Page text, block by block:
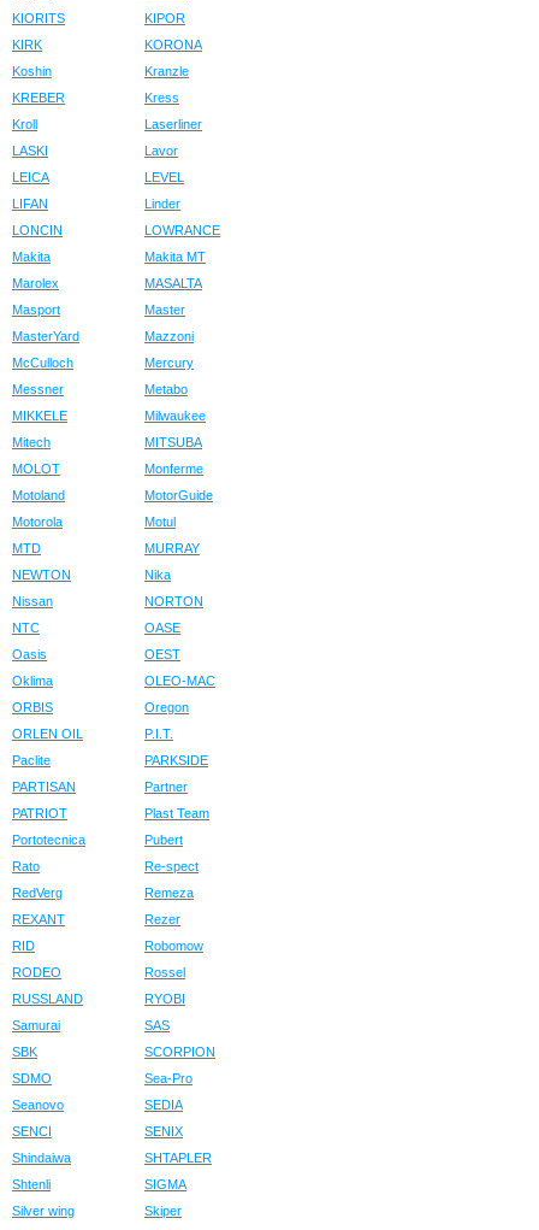
KIORITS
KIPOR
KIRK
KORONA
Koshin
Kranzle
KREBER
Kress
Kroll
Laserliner
LASKI
Lavor
LEICA
LEVEL
LIFAN
Linder
LONCIN
LOWRANCE
Makita
Makita MT
Marolex
MASALTA
Masport
Master
MasterYard
Mazzoni
McCulloch
Mercury
Messner
Metabo
MIKKELE
Milwaukee
Mitech
MITSUBA
MOLOT
Monferme
Motoland
MotorGuide
Motorola
Motul
MTD
MURRAY
NEWTON
Nika
Nissan
NORTON
NTC
OASE
Oasis
OEST
Oklima
OLEO-MAC
ORBIS
Oregon
ORLEN OIL
P.I.T.
Paclite
PARKSIDE
PARTISAN
Partner
PATRIOT
Plast Team
Portotecnica
Pubert
Rato
Re-spect
RedVerg
Remeza
REXANT
Rezer
RID
Robomow
RODEO
Rossel
RUSSLAND
RYOBI
Samurai
SAS
SBK
SCORPION
SDMO
Sea-Pro
Seanovo
SEDIA
SENCI
SENIX
Shindaiwa
SHTAPLER
Shtenli
SIGMA
Silver wing
Skiper